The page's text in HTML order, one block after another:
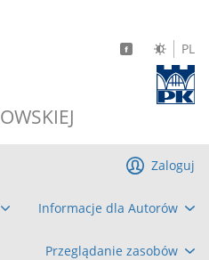
PL
Informacje dla Autorów
Przeglądanie zasobów
Zaloguj